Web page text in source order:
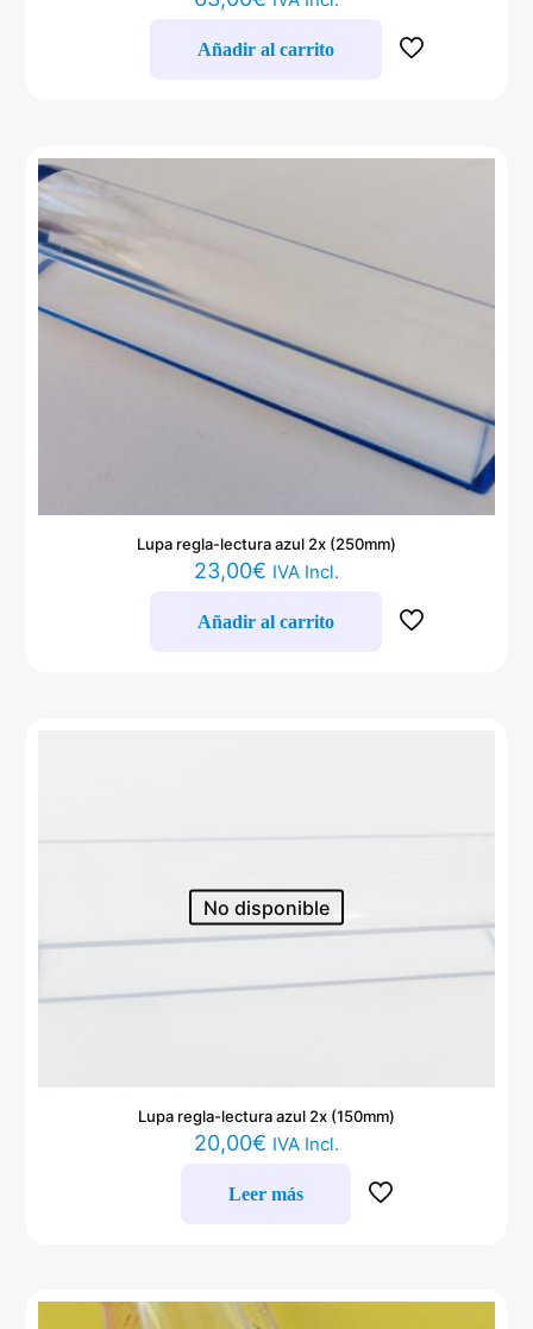
Añadir al carrito
Lupa regla-lectura azul 2x (250mm)
23,00€ IVA Incl.
Añadir al carrito
No disponible
Lupa regla-lectura azul 2x (150mm)
20,00€ IVA Incl.
Leer más